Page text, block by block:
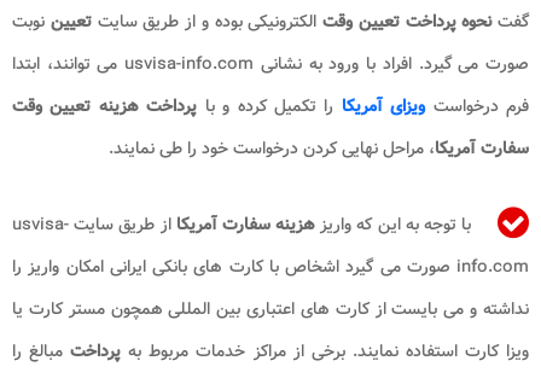
گفتنحوه پرداخت تعیین وقت الکترونیکی بوده و از طریق سایتتعیین نوبت
صورت می گیرد. افراد با ورود به نشانی usvisa-info.com می توانند، ابتدا
فرم درخواستویزای آمریکا را تکمیل کرده و با پرداخت هزینه تعیین وقت
سفارت آمریکا، مراحل نهایی کردن درخواست خود را طی نمایند.
با توجه به این که واریزهزینه سفارت آمریکا
از طریق سایت usvisa-
info.com صورت می گیرد اشخاص با کارت های بانکی ایرانی امکان واریز را
نداشته و می بایست از کارت های اعتباری بین المللی همچون مستر کارت یا
ویزا کارت استفاده نمایند. برخی از مراکز خدمات مربوط به پرداخت مبالغ را